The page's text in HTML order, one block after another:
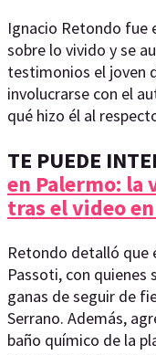
Ignacio Retondo fue
sobre lo vivido y se
testimonios el joven
involucrarse con el
qué hizo él al
TE PUEDE
en Palermo: la
tras el video
Retondo detalló que
Passoti, con quienes
ganas de seguir de
Serrano. Además,
baño químico de la